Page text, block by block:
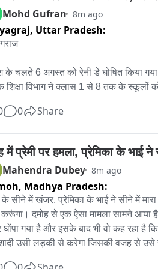
गांव में 40 परिवार हैं। ग्रामवासियों ने पुल
और जनप्रतिनिधियों से गुहार लगाई, पर
मिली थी, टेंडर शुरू हुआ था, पर करीब दो
में भागीरथी नदी का जलस्तर बढ़ जाने से
उसे अस्पताल तक पहुंचाना मुश्किल रहा।
मुख्यालय से 4 किलोमीटर दूरी पर बसे
है। वर्षों पूर्व लगी ट्राली जर्जर होने के कारण
घायल हो चुके हैं। बुजुर्ग और बच्चों के
का कहना है कि जनप्रतिनिधि वोट मांगते
Mohd Gufran 8m ago
Uttar Pradesh:
के चलते 6 अगस्त को रेनी डे घोषित किया
शिक्षा विभाग ने क्लास 1 से 8 तक के स्कूलों
0 Share
में प्रेमी पर हमला, प्रेमिका के भाई ने
Mahendra Dubey 8m ago
Madhya Pradesh:
के सीने में खंजर, प्रेमिका के भाई ने सीने में
करूंगा। दमोह से एक ऐसा मामला सामने आया
गया है और इसके बाद भी वो कह रहा है कि
उसी लड़की से करेगा जिसकी वजह से उसे